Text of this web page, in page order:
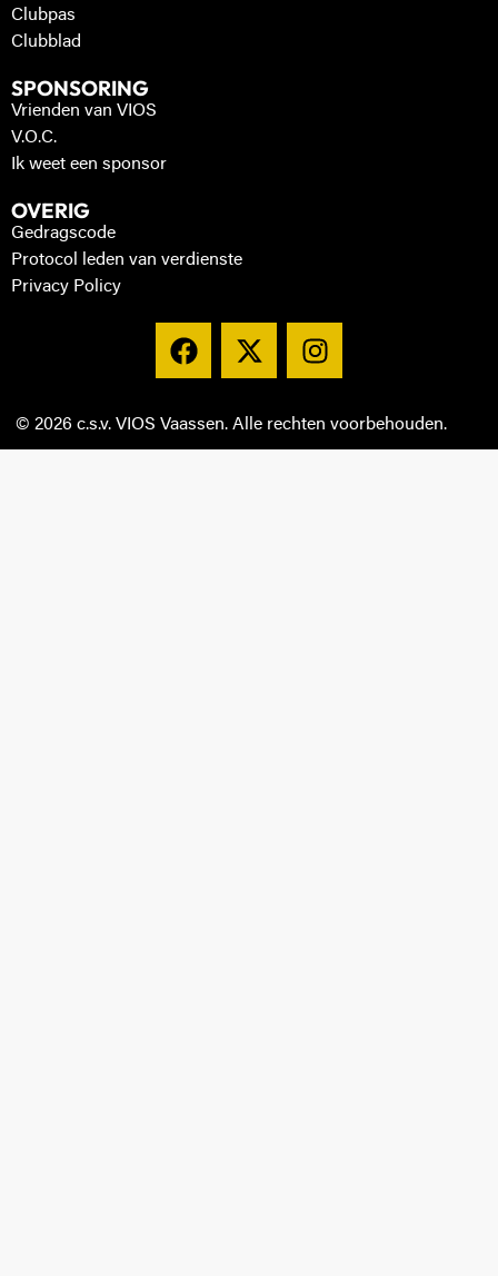
Clubpas
Clubblad
SPONSORING
Vrienden van VIOS
V.O.C.
Ik weet een sponsor
OVERIG
Gedragscode
Protocol leden van verdienste
Privacy Policy
© 2026 c.s.v. VIOS Vaassen. Alle rechten voorbehouden.